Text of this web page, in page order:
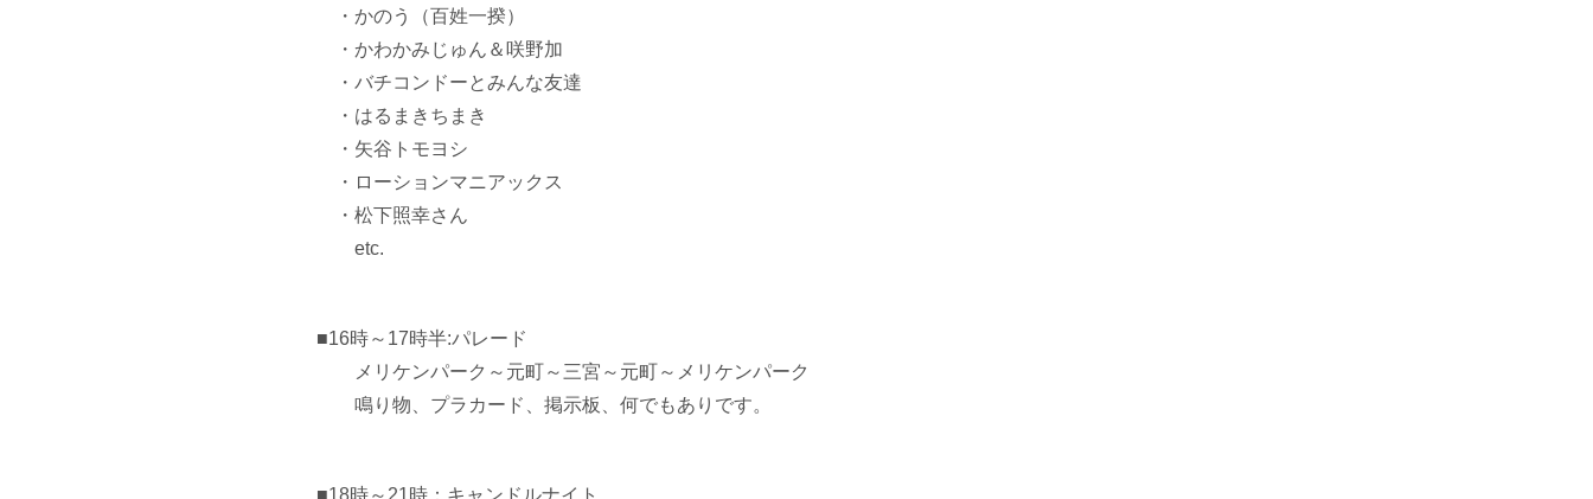
・かのう（百姓一揆）
・かわかみじゅん＆咲野加
・バチコンドーとみんな友達
・はるまきちまき
・矢谷トモヨシ
・ローションマニアックス
・松下照幸さん
etc.
■16時～17時半:パレード
メリケンパーク～元町～三宮～元町～メリケンパーク
鳴り物、プラカード、掲示板、何でもありです。
■18時～21時：キャンドルナイト